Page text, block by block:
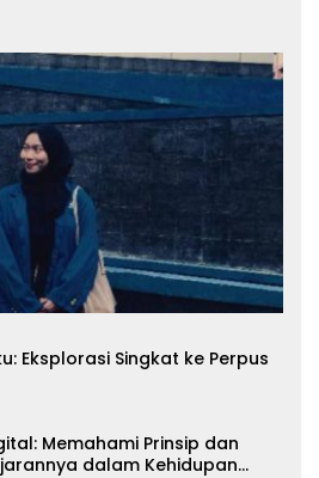
Eksplorasi Singkat ke Perpus
Memahami Prinsip dan
dalam Kehidupan